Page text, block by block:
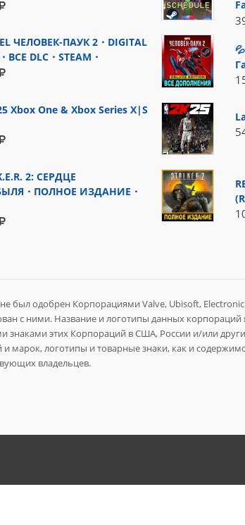
ЧЕЛОВЕК-ПАУК 2・DIGITAL
ВСЕ DLC・STEAM・
Xbox One & Xbox Series X|S
2: СЕРДЦЕ
・ПОЛНОЕ ИЗДАНИЕ・
не был одобрен Корпорациями Valve, Ubisoft,
с ними. Название и логотипы данных
знаками этих Корпораций в США, России и/или
марок, логотипы и товарные знаки, как и
владельцев.